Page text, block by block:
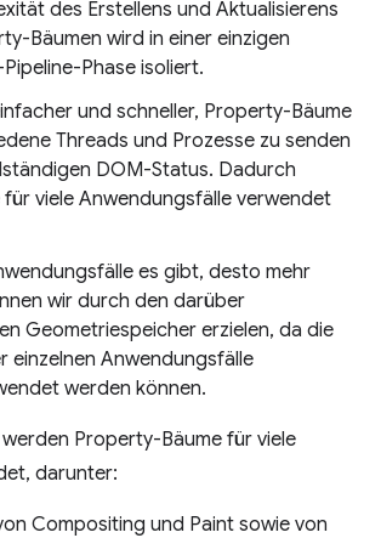
des Erstellens und Aktualisierens
Bäumen wird in einer einzigen
Phase isoliert.
und schneller, Property-Bäume
Threads und Prozesse zu senden
DOM-Status. Dadurch
für viele Anwendungsfälle verwendet
es gibt, desto mehr
wir durch den darüber
Geometriespeicher erzielen, da die
einzelnen Anwendungsfälle
werden können.
Property-Bäume für viele
darunter:
Compositing und Paint sowie von